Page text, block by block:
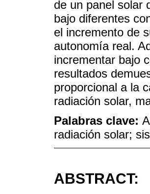
de un panel solar
bajo diferentes
el incremento de
autonomía real.
incrementar bajo
resultados
proporcional a la
radiación solar,
Palabras clave:
radiación solar;
ABSTRACT: